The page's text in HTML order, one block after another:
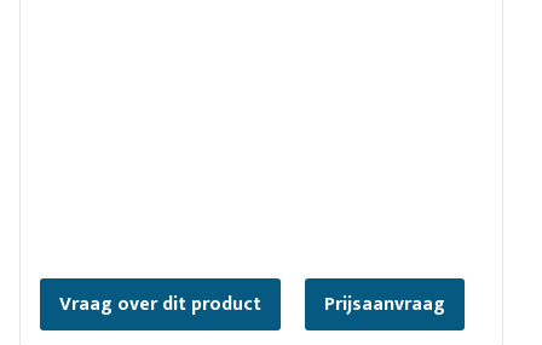
Vraag over dit product Prijsaanvraag